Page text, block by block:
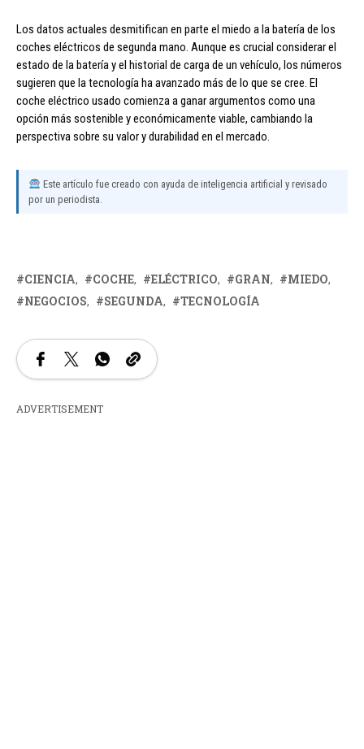
Los datos actuales desmitifican en parte el miedo a la batería de los
coches eléctricos de segunda mano. Aunque es crucial considerar el
estado de la batería y el historial de carga de un vehículo, los números
sugieren que la tecnología ha avanzado más de lo que se cree. El
coche eléctrico usado comienza a ganar argumentos como una
opción más sostenible y económicamente viable, cambiando la
perspectiva sobre su valor y durabilidad en el mercado.
Este artículo fue creado con ayuda de inteligencia artificial y revisado
por un periodista.
CIENCIA COCHE ELÉCTRICO GRAN
MIEDO
NEGOCIOS
SEGUNDA TECNOLOGÍA
ADVERTISEMENT